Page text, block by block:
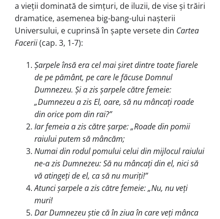
a vieții dominată de simțuri, de iluzii, de vise și trăiri
drama­tice, ase­me­nea big-bang-ului nașterii
Universului, e cuprinsă în șapte versete din Cartea
Facerii(cap. 3, 1-7):
Șarpele însă era cel mai șiret dintre toate fiarele
de pe pământ, pe care le făcuse Domnul
Dumnezeu. Și a zis șarpele către femeie:
„Dumnezeu a zis El, oare, să nu mâncați roade
din orice pom din rai?”
Iar femeia a zis către șarpe: „Roa­de din pomii
raiului putem să mân­căm;
Numai din rodul pomului celui din mijlocul raiului
ne-a zis Dumnezeu: Să nu mâncați din el, nici să
vă atingeți de el, ca să nu muriți!”
Atunci șarpele a zis către femeie: „Nu, nu veți
muri!
Dar Dumnezeu știe că în ziua în care veți mânca